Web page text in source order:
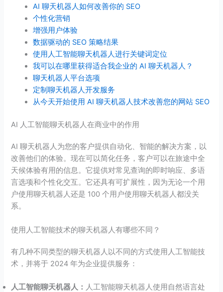
AI 聊天机器人如何改善你的 SEO
个性化营销
增强用户体验
数据驱动的 SEO 策略结果
使用人工智能聊天机器人进行关键词定位
我可以在哪里获得适合我企业的 AI 聊天机器人？
聊天机器人平台选项
定制聊天机器人开发服务
从今天开始使用 AI 聊天机器人技术改善您的网站 SEO
AI 人工智能聊天机器人在商业中的作用
AI 聊天机器人为您的客户提供自动化、智能的解决方案，以
改善他们的体验。现在可以简化任务，客户可以在旅途中全
天候体验有用的信息。它提供对常见查询的即时响应、多语
言选项和个性化交互。它还具有可扩展性，因为无论一个用
户使用聊天机器人还是 100 个用户使用聊天机器人都没关
系。
使用人工智能技术的聊天机器人有哪些不同？
有几种不同类型的聊天机器人以不同的方式使用人工智能技
术，并将于 2024 年为企业提供服务：
人工智能聊天机器人： 人工智能聊天机器人使用自然语言处